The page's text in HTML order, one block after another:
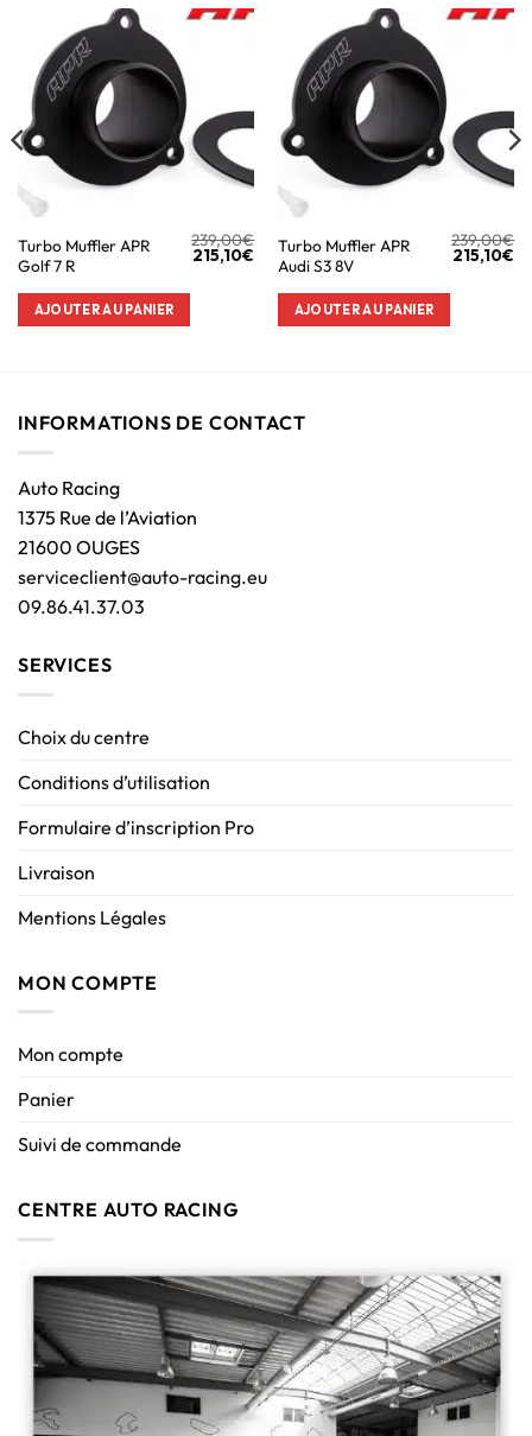
Turbo Muffler APR
Golf 7 R
239,00€
215,10€
AJOUTER AU PANIER
Turbo Muffler APR
Audi S3 8V
239,00€
215,10€
AJOUTER AU PANIER
INFORMATIONS DE CONTACT
Auto Racing
1375 Rue de l’Aviation
21600 OUGES
serviceclient@auto-racing.eu
09.86.41.37.03
SERVICES
Choix du centre
Conditions d’utilisation
Formulaire d’inscription Pro
Livraison
Mentions Légales
MON COMPTE
Mon compte
Panier
Suivi de commande
CENTRE AUTO RACING